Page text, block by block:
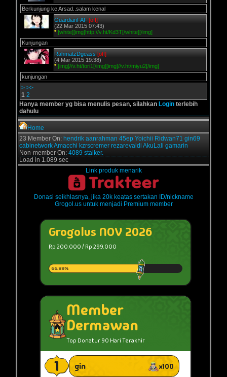
Berkunjung ke Arsad..salam kenal
GuardianFAF [off]
(22 Mar 2015 07:43)
* [white][img]http://v.ht/Kd3T[/white][/img]
Kunjungan
RahmatzDgeass [off]
(4 Mar 2015 19:38)
* [img]//v.ht/tori1[/img][img]//v.ht/miyu2[/img]
kunjungan
> >>
1 2
Hanya member yg bisa menulis pesan, silahkan Login terlebih
dahulu
Home
23 Member On: hendrik aanrahman 45ep Yoichii Ridwan71 gin69
cabinetworkAmacchi kzrscremer rezarevaldi AkuLali gamarin
Non-member On: 4089 stalker.
Load in 1.089 sec
Link produk menarik
Donasi seikhlasnya, jika 20k keatas sertakan ID/nickname
Grogol.us untuk menjadi Premium member